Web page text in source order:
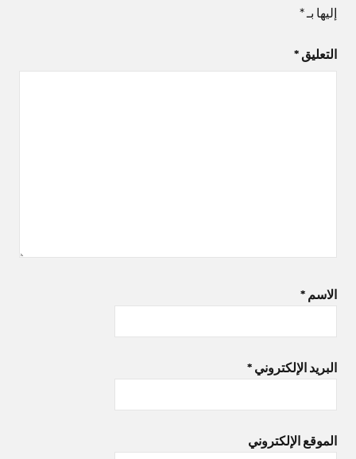
إليها بـ*
التعليق *
الاسم *
البريد الإلكتروني *
الموقع الإلكتروني